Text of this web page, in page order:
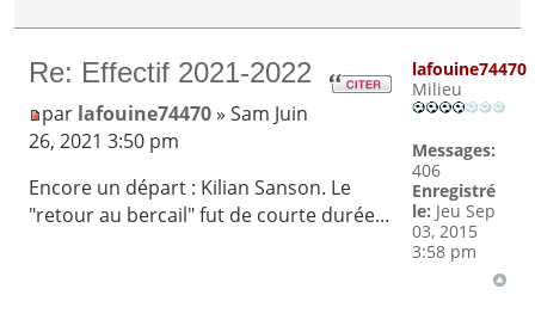
Re: Effectif 2021-2022
par lafouine74470» Sam Juin
26, 2021 3:50 pm
Encore un départ : Kilian Sanson. Le
"retour au bercail" fut de courte durée...
lafouine74470
Milieu
Messages:
406
Enregistré
le: Jeu Sep
03, 2015
3:58 pm